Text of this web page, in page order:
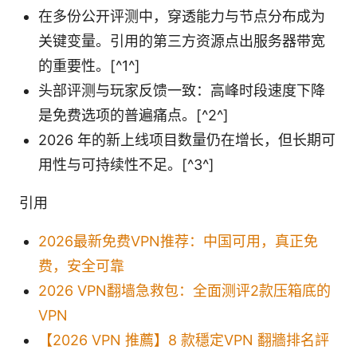
在多份公开评测中，穿透能力与节点分布成为
关键变量。引用的第三方资源点出服务器带宽
的重要性。[^1^]
头部评测与玩家反馈一致：高峰时段速度下降
是免费选项的普遍痛点。[^2^]
2026 年的新上线项目数量仍在增长，但长期可
用性与可持续性不足。[^3^]
引用
2026最新免费VPN推荐：中国可用，真正免
费，安全可靠
2026 VPN翻墙急救包：全面测评2款压箱底的
VPN
【2026 VPN 推薦】8 款穩定VPN 翻牆排名評